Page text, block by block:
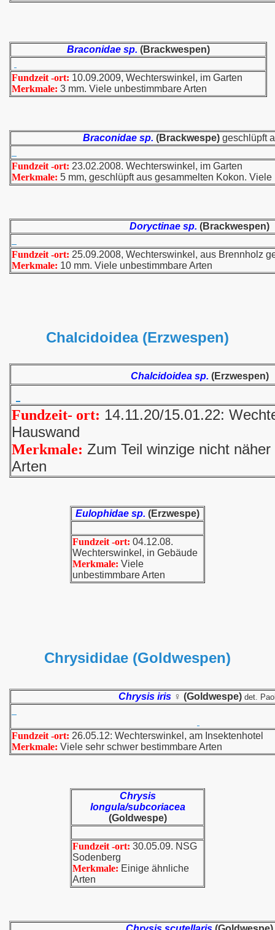
Braconidae sp. (Brackwespen)
Fundzeit -ort: 10.09.2009, Wechterswinkel, im Garten
Merkmale: 3 mm. Viele unbestimmbare Arten
Braconidae sp. (Brackwespe) geschlüpft
Fundzeit -ort: 23.02.2008. Wechterswinkel, im Garten
Merkmale: 5 mm, geschlüpft aus gesammelten Kokon.
Doryctinae sp. (Brackwespen)
Fundzeit -ort: 25.09.2008, Wechterswinkel, aus Brennholz
Merkmale: 10 mm. Viele unbestimmbare Arten
Chalcidoidea (Erzwespen)
Chalcidoidea sp. (Erzwespen)
Fundzeit- ort: 14.11.20/15.01.22:
Hauswand
Merkmale: Zum Teil winzige nicht
Arten
Eulophidae sp. (Erzwespe)
Fundzeit -ort: 04.12.08.
Wechterswinkel, in Gebäude
Merkmale: Viele
unbestimmbare Arten
Chrysididae (Goldwespen)
Chrysis iris ♀ (Goldwespe) det.
Fundzeit -ort: 26.05.12: Wechterswinkel, am Insektenhotel
Merkmale: Viele sehr schwer bestimmbare Arten
Chrysis
longula/subcoriacea
(Goldwespe)
Fundzeit -ort: 30.05.09. NSG
Sodenberg
Merkmale: Einige ähnliche
Arten